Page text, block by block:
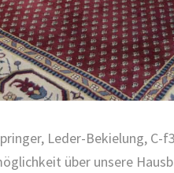
Leder-Bekielung, C-
über unsere